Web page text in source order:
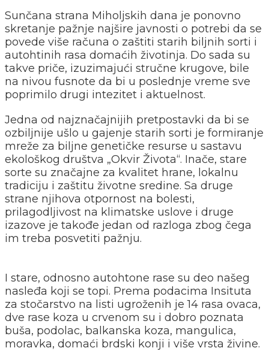
Sunčana strana Miholjskih dana je ponovno
skretanje pažnje najšire javnosti o potrebi da se
povede više računa o zaštiti starih biljnih sorti i
autohtinih rasa domaćih životinja. Do sada su
takve priče, izuzimajući stručne krugove, bile
na nivou fusnote da bi u poslednje vreme sve
poprimilo drugi intezitet i aktuelnost.
Jedna od najznačajnijih pretpostavki da bi se
ozbiljnije ušlo u gajenje starih sorti je formiranje
mreže za biljne genetičke resurse u sastavu
ekološkog društva „Okvir Života“. Inače, stare
sorte su značajne za kvalitet hrane, lokalnu
tradiciju i zaštitu životne sredine. Sa druge
strane njihova otpornost na bolesti,
prilagodljivost na klimatske uslove i druge
izazove je takođe jedan od razloga zbog čega
im treba posvetiti pažnju.
I stare, odnosno autohtone rase su deo našeg
nasleđa koji se topi. Prema podacima Insituta
za stočarstvo na listi ugroženih je 14 rasa ovaca,
dve rase koza u crvenom su i dobro poznata
buša, podolac, balkanska koza, mangulica,
moravka, domaći brdski konji i više vrsta živine.